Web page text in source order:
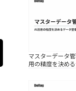
マスターデータ
用の精度を決め